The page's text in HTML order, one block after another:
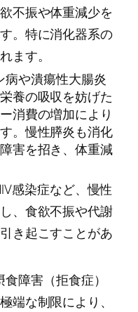
不振や体重減少を
。特に消化器系の
ます。
病や潰瘍性大腸炎
養の吸収を妨げた
消費の増加により
。慢性膵炎も消化
害を招き、体重減
感染症など、慢性
、食欲不振や代謝
き起こすことがあ
障害（拒食症）
端な制限により、